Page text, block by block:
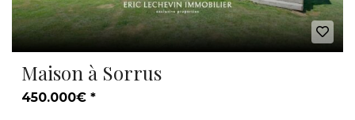
Maison à Sorrus
450.000€ *